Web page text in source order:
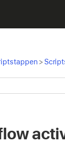
>